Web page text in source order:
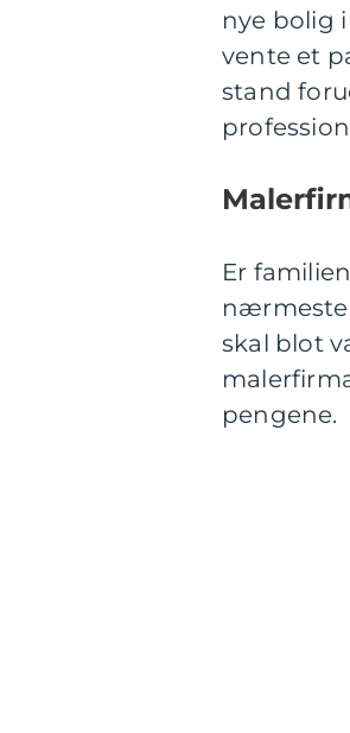
nye bolig
vente et
stand
Er
nærmeste
skal blot
pengene.